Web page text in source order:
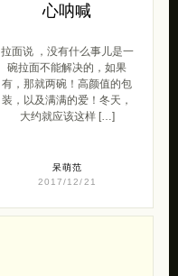
心呐喊
拉面说 ，没有什么事儿是一
碗拉面不能解决的，如果
有，那就两碗！高颜值的包
装，以及满满的爱！冬天，
大约就应该这样 […]
呆萌范
2017/12/21